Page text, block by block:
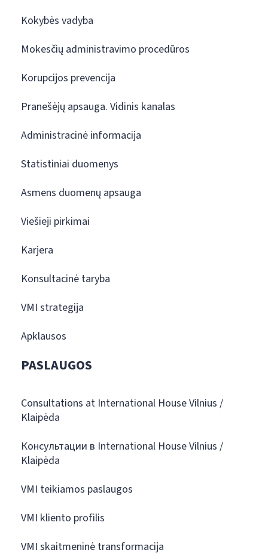
Kokybės vadyba
Mokesčių administravimo procedūros
Korupcijos prevencija
Pranešėjų apsauga. Vidinis kanalas
Administracinė informacija
Statistiniai duomenys
Asmens duomenų apsauga
Viešieji pirkimai
Karjera
Konsultacinė taryba
VMI strategija
Apklausos
PASLAUGOS
Consultations at International House Vilnius /
Klaipėda
Консультации в International House Vilnius /
Klaipėda
VMI teikiamos paslaugos
VMI kliento profilis
VMI skaitmeninė transformacija